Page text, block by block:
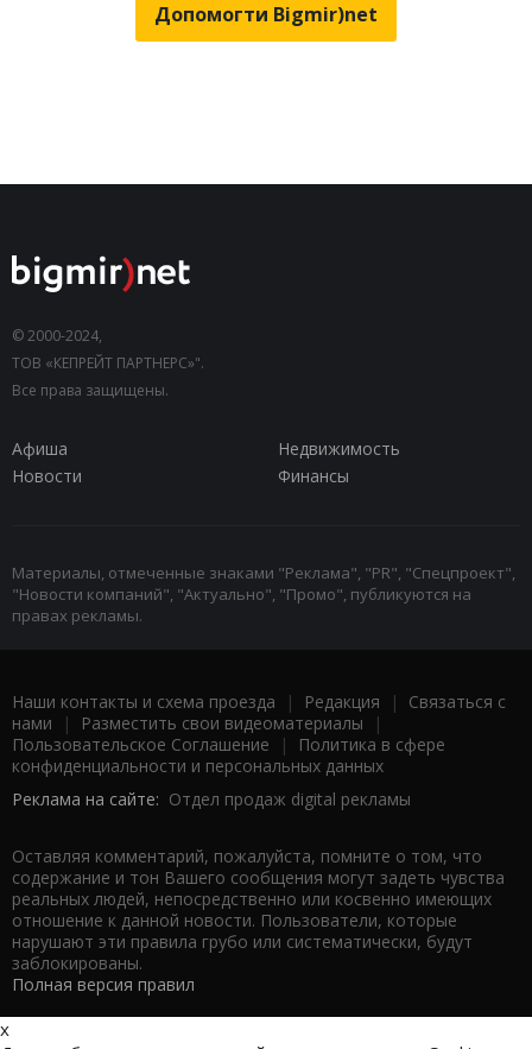
Допомогти Bigmir)net
© 2000-2024,
ТОВ «КЕПРЕЙТ ПАРТНЕРС»".
Все права защищены.
Афиша
Недвижимость
Новости
Финансы
Материалы, отмеченные знаками "Реклама", "PR", "Спецпроект",
"Новости компаний", "Актуально", "Промо", публикуются на
правах рекламы.
Наши контакты и схема проезда | Редакция | Связаться с
нами | Разместить свои видеоматериалы |
Пользовательское Соглашение |
Политика в сфере
конфиденциальности и персональных данных
Реклама на сайте: Отдел продаж digital рекламы
Оставляя комментарий, пожалуйста, помните о том, что
содержание и тон Вашего сообщения могут задеть чувства
реальных людей, непосредственно или косвенно имеющих
отношение к данной новости. Пользователи, которые
нарушают эти правила грубо или систематически, будут
заблокированы.
Полная версия правил
x